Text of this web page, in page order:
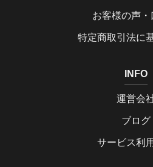
お客様の声・
特定商取引法に
INFO
運営会
ブログ
サービス利